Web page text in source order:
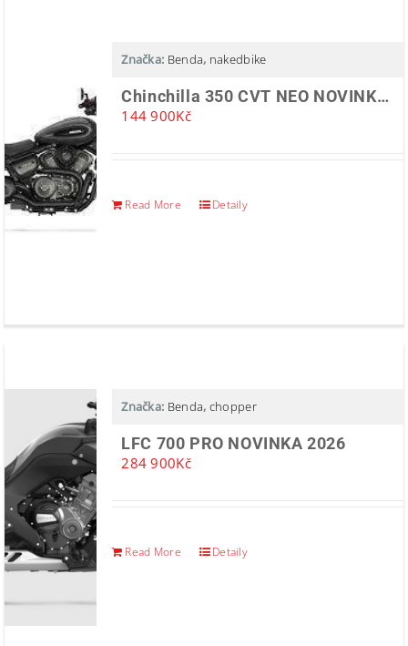
Značka: Benda, nakedbike
Chinchilla 350 CVT NEO NOVINKA 2025
144 900Kč
Read More Detaily
Značka: Benda, chopper
LFC 700 PRO NOVINKA 2026
284 900Kč
Read More Detaily